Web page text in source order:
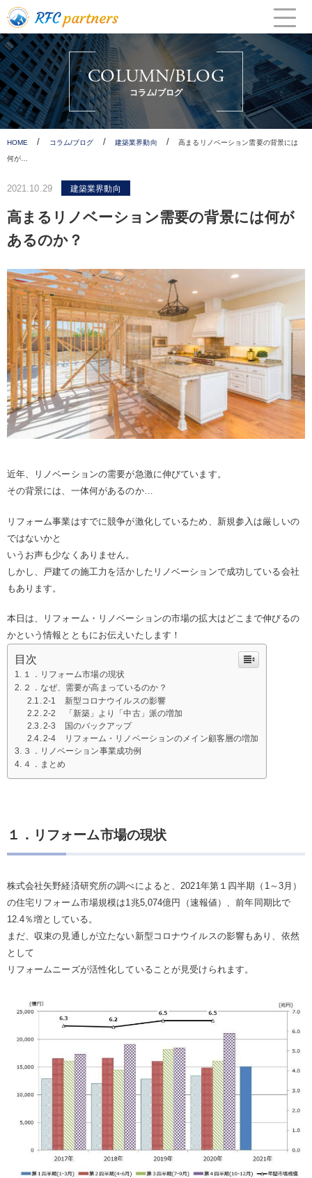
Skip
content
COLUMN/BLOG
コラム/ブログ
HOME / コラム/ブログ / 建築業界動向 /高まるリノベーション需要の背景には
何が…
2021.10.29 建築業界動向
高まるリノベーション需要の背景には何が
あるのか？
近年、リノベーションの需要が急激に伸びています。
その背景には、一体何があるのか…
リフォーム事業はすでに競争が激化しているため、新規参入は厳しいの
ではないかと
いうお声も少なくありません。
しかし、戸建ての施工力を活かしたリノベーションで成功している会社
もあります。
本日は、リフォーム・リノベーションの市場の拡大はどこまで伸びるの
かという情報とともにお伝えいたします！
目次
１．リフォーム市場の現状
２．なぜ、需要が高まっているのか？
2-1 新型コロナウイルスの影響
2-2 「新築」より「中古」派の増加
2-3 国のバックアップ
2-4 リフォーム・リノベーションのメイン顧客層の増加
３．リノベーション事業成功例
４．まとめ
１．リフォーム市場の現状
株式会社矢野経済研究所の調べによると、2021年第１四半期（1～3月）
の住宅リフォーム市場規模は1兆5,074億円（速報値）、前年同期比で
12.4％増としている。
まだ、収束の見通しが立たない新型コロナウイルスの影響もあり、依然
として
リフォームニーズが活性化していることが見受けられます。